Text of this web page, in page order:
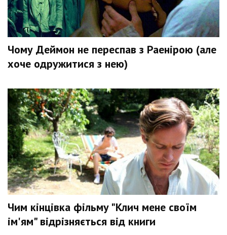
Чому Деймон не переспав з Раенірою (але
хоче одружитися з нею)
Чим кінцівка фільму "Клич мене своїм
ім'ям" відрізняється від книги